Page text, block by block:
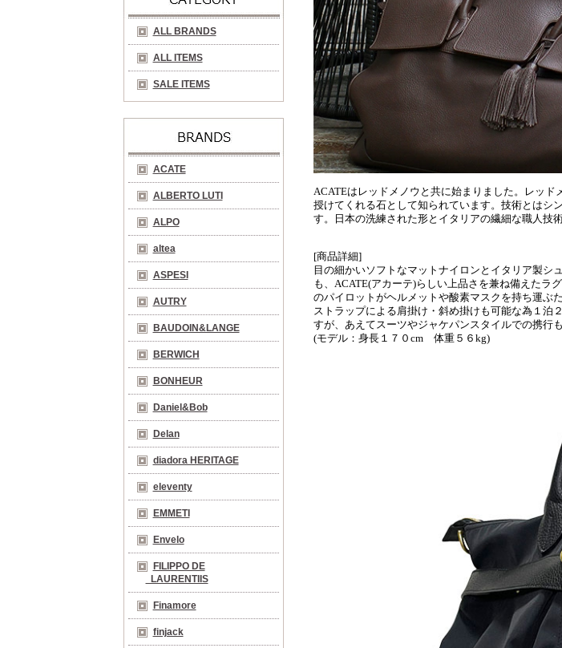
ALL BRANDS
ALL ITEMS
SALE ITEMS
ACATE
ALBERTO LUTI
ALPO
altea
ASPESI
AUTRY
BAUDOIN&LANGE
BERWICH
BONHEUR
Daniel&Bob
Delan
diadora HERITAGE
eleventy
EMMETI
Envelo
FILIPPO DE
LAURENTIIS
Finamore
finjack
ACATEはレッドメノウと共に始まりました。レッ
授けてくれる石として知られています。技術とはシ
す。日本の洗練された形とイタリアの繊細な職人技
[商品詳細]
目の細かいソフトなマットナイロンとイタリア製シ
も、ACATE(アカーテ)らしい上品さを兼ね備えたラ
のパイロットがヘルメットや酸素マスクを持ち運ぶ
ストラップによる肩掛け・斜め掛けも可能な為１泊
すが、あえてスーツやジャケパンスタイルでの携行
(モデル：身長１７０cm 体重５６kg)